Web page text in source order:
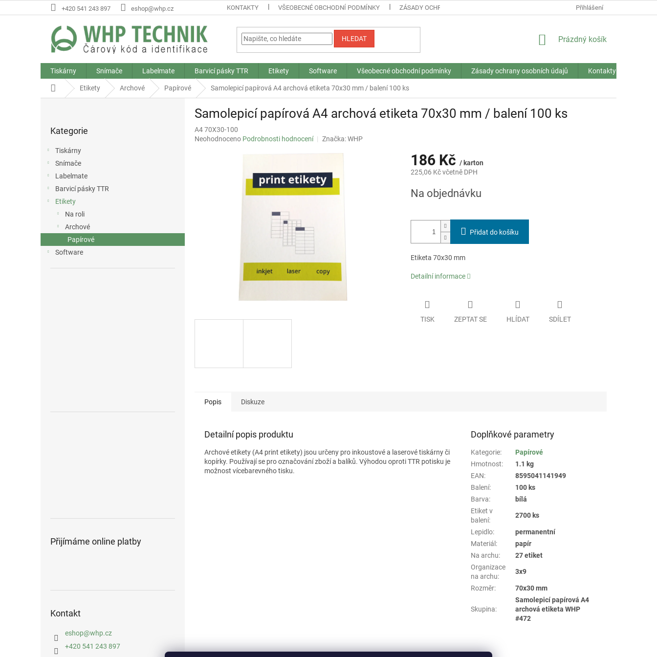
na
+420 541 243 897 eshop@whp.cz KONTAKTY VŠEOBECNÉ OBCHODNÍ PODMÍNKY ZÁSADY OCHRANY OSOBNÍCH ÚDAJŮ Přihlášení
HLEDAT
NÁKUPNÍ
Prázdný košík
Tiskárny Snímače Labelmate Barvicí pásky TTR Etikety Software Všeobecné obchodní podmínky Zásady ochrany osobních údajů Kontakty
Domů Etikety Archové Papírové Samolepicí papírová A4 archová etiketa 70x30 mm / balení 100 ks
e
l
kategorie
Kategorie
Tiskárny
Snímače
Labelmate
Barvicí pásky TTR
Etikety
Na roli
Archové
Papírové
Software
Přijímáme online platby
Kontakt
eshop@whp.cz
+420 541 243 897
Samolepicí papírová A4 archová etiketa 70x30 mm / balení 100 ks
A4 70X30-100
Průměrné
Neohodnoceno Podrobnosti hodnocení Značka:WHP
186 Kč / karton
225,06 Kč včetně DPH
cena:
Na objednávku
Přidat do košíku
Etiketa 70x30 mm
Detailní informace
TISK ZEPTAT SE HLÍDAT SDÍLET
Popis Diskuze
Detailní popis produktu
Archové etikety (A4 print etikety) jsou určeny pro inkoustové a laserové tiskárny či
kopírky. Používají se pro označování zboží a balíků. Výhodou oproti TTR potisku je
možnost vícebarevného tisku.
Doplňkové parametry
Kategorie:
Papírové
Hmotnost:
1.1 kg
EAN:
8595041141949
Balení:
100 ks
Barva:
bílá
Etiket v
balení:
2700 ks
Lepidlo:
permanentní
Materiál:
papír
Na archu:
27 etiket
Organizace
na archu:
3x9
Rozměr: 70x30 mm
Skupina:
Samolepicí papírová A4
archová etiketa WHP
#472